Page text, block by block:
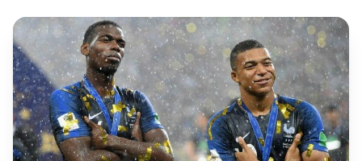
share mail © 2026 TT24H